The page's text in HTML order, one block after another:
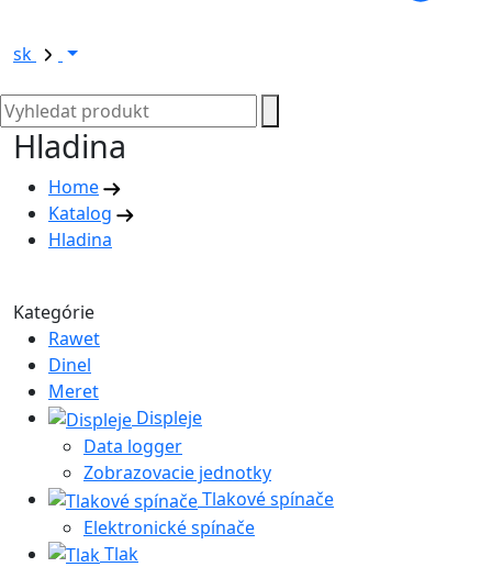
sk
Hladina
Home
Katalog
Hladina
Kategórie
Rawet
Dinel
Meret
Displeje
Data logger
Zobrazovacie jednotky
Tlakové spínače
Elektronické spínače
Tlak